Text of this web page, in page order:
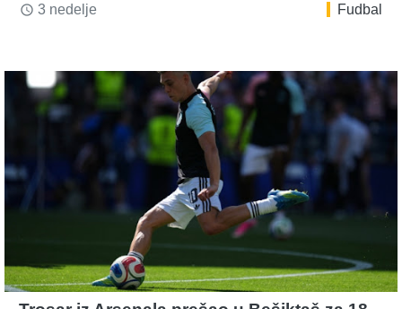
access_time 3 nedelje Fudbal